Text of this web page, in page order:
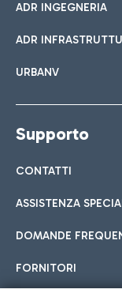
ADR INGEGNERIA
ADR
URBANV
Supporto
CONTATTI
ASSISTENZA
DOMANDE
FORNITORI